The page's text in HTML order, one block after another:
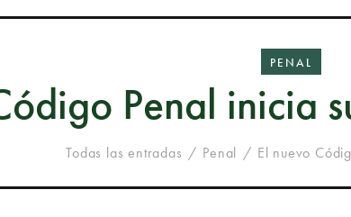
PENAL
Penal inicia
Todas las entradas Penal El nuevo